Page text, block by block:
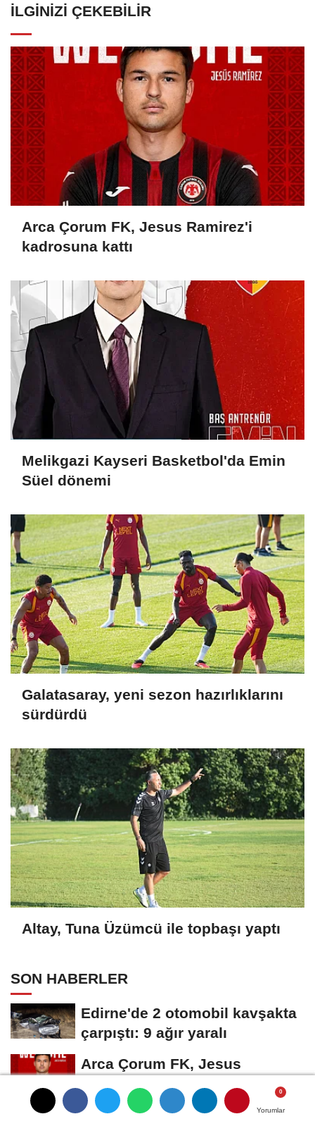
Yorumlar
Yorumlar
Yorumlar
İLGINIZI ÇEKEBILIR
Arca Çorum FK, Jesus Ramirez'i
kadrosuna kattı
Melikgazi Kayseri Basketbol'da Emin
Süel dönemi
Galatasaray, yeni sezon hazırlıklarını
sürdürdü
Altay, Tuna Üzümcü ile topbaşı yaptı
SON HABERLER
Edirne'de 2 otomobil kavşakta
çarpıştı: 9 ağır yaralı
Arca Çorum FK, Jesus
BBP'den 'çerçeve yasa'
Yorumlar